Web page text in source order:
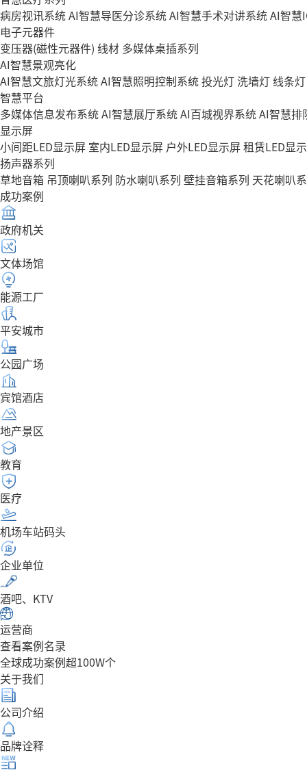
病房视讯系统AI智慧导医分诊系统AI智慧手术对讲系统AI智慧
电子元器件
变压器(磁性元器件) 线材 多媒体桌插系列
AI智慧景观亮化
AI智慧文旅灯光系统AI智慧照明控制系统投光灯洗墙灯线条灯
智慧平台
多媒体信息发布系统AI智慧展厅系统AI百城视界系统AI智慧排
显示屏
小间距LED显示屏 室内LED显示屏 户外LED显示屏租赁LED显
扬声器系列
草地音箱 吊顶喇叭系列 防水喇叭系列 壁挂音箱系列 天花喇叭
成功案例
政府机关
文体场馆
能源工厂
平安城市
公园广场
宾馆酒店
地产景区
教育
医疗
机场车站码头
企业单位
酒吧、KTV
运营商
查看案例名录
全球成功案例超100W个
关于我们
公司介绍
品牌诠释